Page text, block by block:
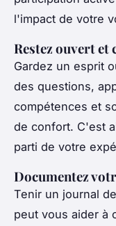
l'impact de votre
Restez ouvert et
Gardez un esprit
des questions,
compétences et
de confort. C'est
parti de votre
Documentez
Tenir un journal
peut vous aider à